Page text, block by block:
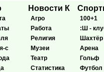
с
Новости К
Агро
Работа
Религия
Музеи
Театр
Статистика
100+1
:Ш -
Шахтёр
Арена
Гольф
Футбол